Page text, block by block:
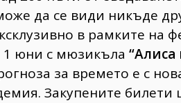
да се види никъде
в рамките на
1 юни с мюзикъла “Алиса
за времето е с
Закупените билети